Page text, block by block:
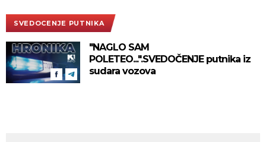
SVEDOCENJE PUTNIKA
"NAGLO SAM
POLETEO...".SVEDOČENJE putnika iz
sudara vozova